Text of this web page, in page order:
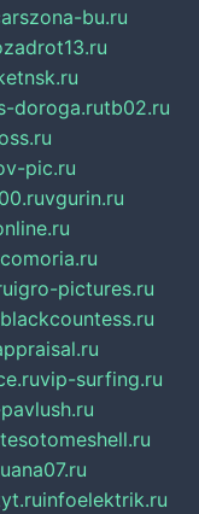
bu.ru
doroga.rutb02.ru
pic.ru
vgurin.ru
igro-pictures.ru
blackcountess.ru
vip-surfing.ru
tesotomeshell.ru
infoelektrik.ru